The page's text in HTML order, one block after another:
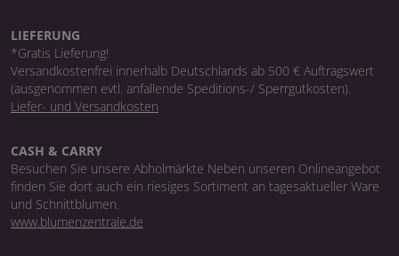
LIEFERUNG
*Gratis Lieferung!
Versandkostenfrei innerhalb Deutschlands ab 500 € Auftragswert
(ausgenommen evtl. anfallende Speditions-/ Sperrgutkosten).
Liefer- und Versandkosten
CASH & CARRY
Besuchen Sie unsere Abholmärkte Neben unseren Onlineangebot
finden Sie dort auch ein riesiges Sortiment an tagesaktueller Ware
und Schnittblumen.
www.blumenzentrale.de